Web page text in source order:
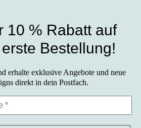
10 % Rabatt auf
Bestellung!
erhalte exklusive Angebote und neue
direkt in dein Postfach.